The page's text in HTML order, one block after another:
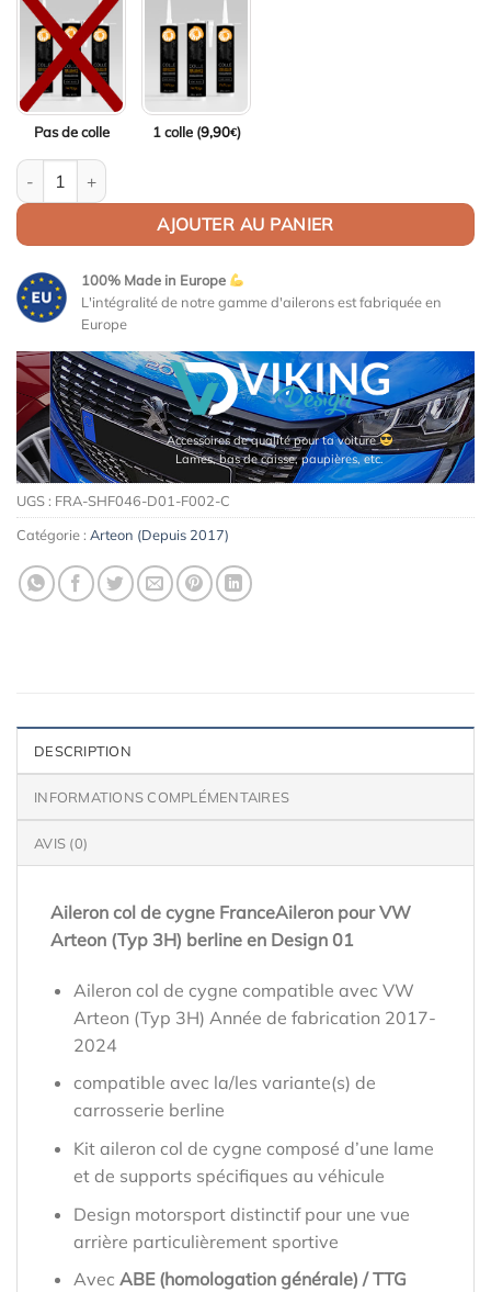
Pas de colle 1 colle (9,90€)
quantité de Aileron Col de cygne V1 pour VW Arteon (Typ 3H)
AJOUTER AU PANIER
100% Made in Europe
L'intégralité de notre gamme d'ailerons est fabriquée en
Europe
voiture
etc.
Maquettes de moteurs Premium
UGS : FRA-SHF046-D01-F002-C
Catégorie : Arteon (Depuis 2017)
DESCRIPTION
INFORMATIONS COMPLÉMENTAIRES
AVIS (0)
Aileron col de cygne FranceAileron pour VW
Arteon (Typ 3H) berline en Design 01
Aileron col de cygne compatible avec VW
Arteon (Typ 3H) Année de fabrication 2017-
2024
compatible avec la/les variante(s) de
carrosserie berline
Kit aileron col de cygne composé d’une lame
et de supports spécifiques au véhicule
Design motorsport distinctif pour une vue
arrière particulièrement sportive
Avec ABE (homologation générale) / TTG